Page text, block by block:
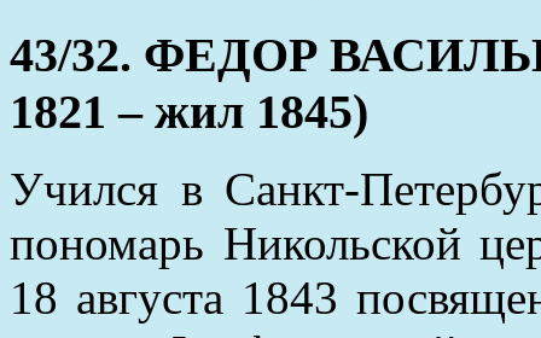
43/32. ФЕДОР
1821 – жил 1845)
Учился в Санкт-
пономарь Никольской
18 августа 1843